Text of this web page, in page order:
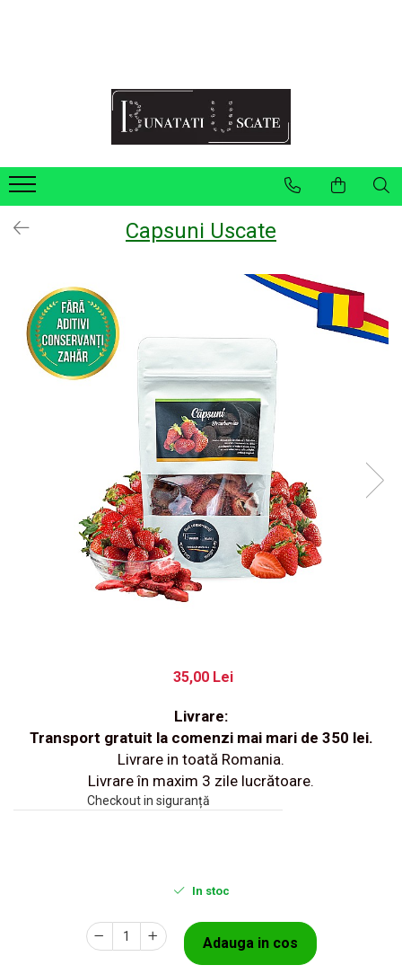
Fructe
Pulberi
Capsuni Uscate
35,00 Lei
Livrare:
Transport gratuit la comenzi mai mari de 350 lei.
Livrare in toată Romania.
Livrare în maxim 3 zile lucrătoare.
Checkout in siguranță
In stoc
Adauga in cos